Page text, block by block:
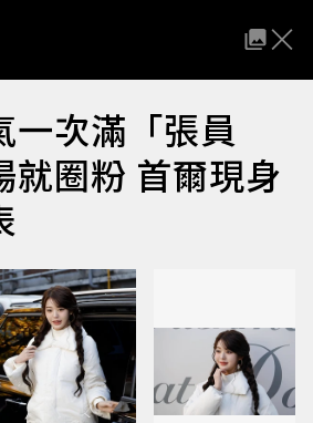
一次滿「張員
就圈粉 首爾現身